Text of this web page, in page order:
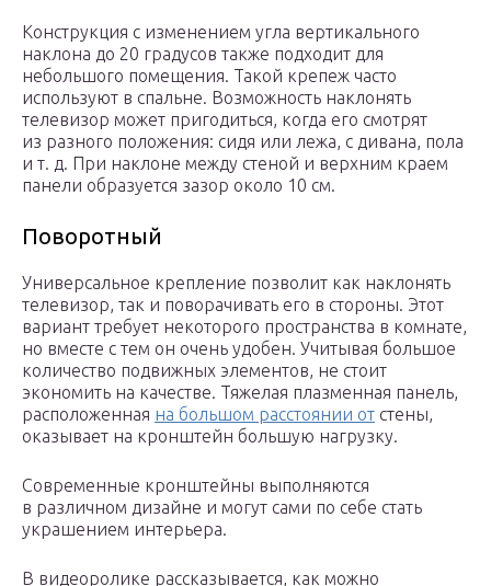
Конструкция с изменением угла вертикального
наклона до 20 градусов также подходит для
небольшого помещения. Такой крепеж часто
используют в спальне. Возможность наклонять
телевизор может пригодиться, когда его смотрят
из разного положения: сидя или лежа, с дивана, пола
и т. д. При наклоне между стеной и верхним краем
панели образуется зазор около 10 см.
Поворотный
Универсальное крепление позволит как наклонять
телевизор, так и поворачивать его в стороны. Этот
вариант требует некоторого пространства в комнате,
но вместе с тем он очень удобен. Учитывая большое
количество подвижных элементов, не стоит
экономить на качестве. Тяжелая плазменная панель,
расположенная на большом расстоянии от стены,
оказывает на кронштейн большую нагрузку.
Современные кронштейны выполняются
в различном дизайне и могут сами по себе стать
украшением интерьера.
В видеоролике рассказывается, как можно